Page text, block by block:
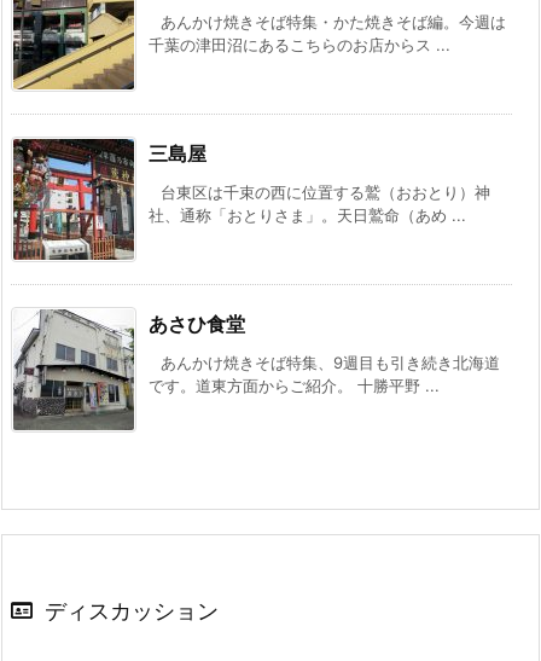
あんかけ焼きそば特集・かた焼きそば編。今週は
千葉の津田沼にあるこちらのお店からス ...
三島屋
台東区は千束の西に位置する鷲（おおとり）神
社、通称「おとりさま」。天日鷲命（あめ ...
あさひ食堂
あんかけ焼きそば特集、9週目も引き続き北海道
です。道東方面からご紹介。 十勝平野 ...
ディスカッション